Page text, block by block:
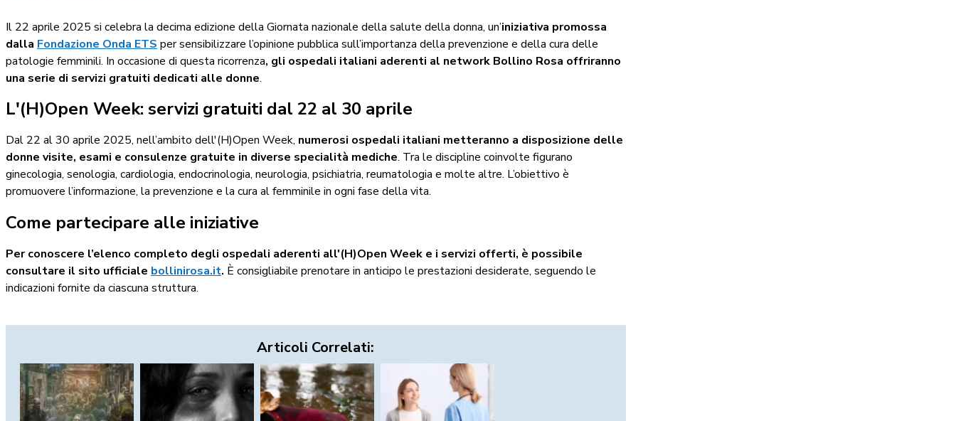
Il 22 aprile 2025 si celebra la decima edizione della Giornata nazionale della salute della donna, un’iniziativa promossa
dalla Fondazione Onda ETS per sensibilizzare l’opinione pubblica sull’importanza della prevenzione e della cura delle
patologie femminili. In occasione di questa ricorrenza, gli ospedali italiani aderenti al network Bollino Rosa offriranno
una serie di servizi gratuiti dedicati alle donne.
L'(H)Open Week: servizi gratuiti dal 22 al 30 aprile
Dal 22 al 30 aprile 2025, nell’ambito dell'(H)Open Week, numerosi ospedali italiani metteranno a disposizione delle
donne visite, esami e consulenze gratuite in diverse specialità mediche. Tra le discipline coinvolte figurano
ginecologia, senologia, cardiologia, endocrinologia, neurologia, psichiatria, reumatologia e molte altre. L’obiettivo è
promuovere l’informazione, la prevenzione e la cura al femminile in ogni fase della vita.
Come partecipare alle iniziative
Per conoscere l’elenco completo degli ospedali aderenti all'(H)Open Week e i servizi offerti, è possibile
consultare il sito ufficiale bollinirosa.it. È consigliabile prenotare in anticipo le prestazioni desiderate, seguendo le
indicazioni fornite da ciascuna struttura.
Articoli Correlati: